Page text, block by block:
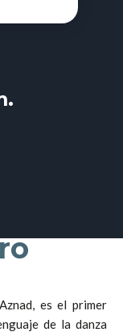
es el primer
de la danza